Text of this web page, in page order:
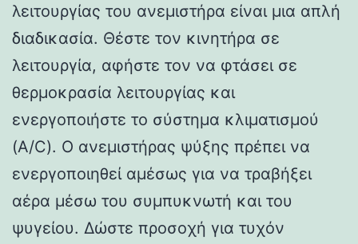
λειτουργίας του ανεμιστήρα είναι μια απλή
διαδικασία. Θέστε τον κινητήρα σε
λειτουργία, αφήστε τον να φτάσει σε
θερμοκρασία λειτουργίας και
ενεργοποιήστε το σύστημα κλιματισμού
(A/C). Ο ανεμιστήρας ψύξης πρέπει να
ενεργοποιηθεί αμέσως για να τραβήξει
αέρα μέσω του συμπυκνωτή και του
ψυγείου. Δώστε προσοχή για τυχόν